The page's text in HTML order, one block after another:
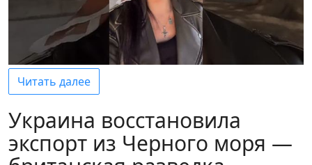
Читать далее
Украина восстановила
экспорт из Черного моря —